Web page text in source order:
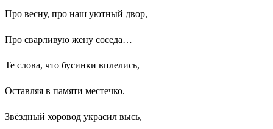
Про весну, про наш уютный двор,
Про сварливую жену соседа…
Те слова, что бусинки вплелись,
Оставляя в памяти местечко.
Звёздный хоровод украсил высь,